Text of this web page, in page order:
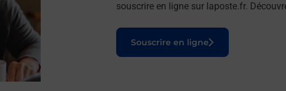
souscrire en ligne sur laposte.fr.
Souscrire en ligne
Le lien s'ouvre dans un nouvel onglet